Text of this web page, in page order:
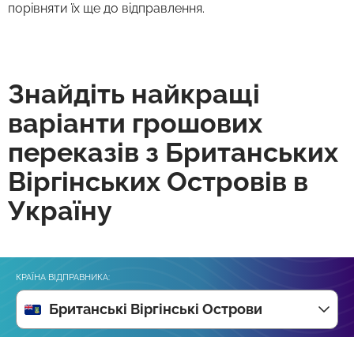
порівняти їх ще до відправлення.
Знайдіть найкращі
варіанти грошових
переказів з Британських
Віргінських Островів в
Україну
КРАЇНА ВІДПРАВНИКА:
Британські Віргінські Острови